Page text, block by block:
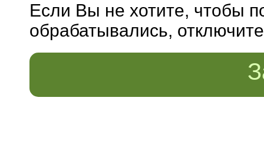
Если Вы не хотите, чтобы
обрабатывались,